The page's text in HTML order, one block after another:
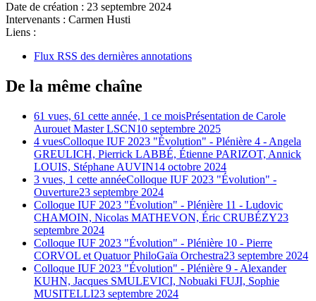
Date de création : 23 septembre 2024
Intervenants : Carmen Husti
Liens :
Flux RSS des dernières annotations
De la même chaîne
61 vues, 61 cette année, 1 ce moisPrésentation de Carole
Aurouet Master LSCN10 septembre 2025
4 vuesColloque IUF 2023 "Évolution" - Plénière 4 - Angela
GREULICH, Pierrick LABBÉ, Étienne PARIZOT, Annick
LOUIS, Stéphane AUVIN14 octobre 2024
3 vues, 1 cette annéeColloque IUF 2023 "Évolution" -
Ouverture23 septembre 2024
Colloque IUF 2023 "Évolution" - Plénière 11 - Ludovic
CHAMOIN, Nicolas MATHEVON, Éric CRUBÉZY23
septembre 2024
Colloque IUF 2023 "Évolution" - Plénière 10 - Pierre
CORVOL et Quatuor PhiloGaïa Orchestra23 septembre 2024
Colloque IUF 2023 "Évolution" - Plénière 9 - Alexander
KUHN, Jacques SMULEVICI, Nobuaki FUJI, Sophie
MUSITELLI23 septembre 2024